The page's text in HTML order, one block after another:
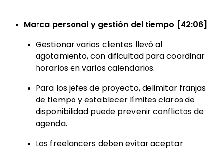
Marca personal y gestión del tiempo [42:06]
Gestionar varios clientes llevó al
agotamiento, con dificultad para coordinar
horarios en varios calendarios.
Para los jefes de proyecto, delimitar franjas
de tiempo y establecer límites claros de
disponibilidad puede prevenir conflictos de
agenda.
Los freelancers deben evitar aceptar